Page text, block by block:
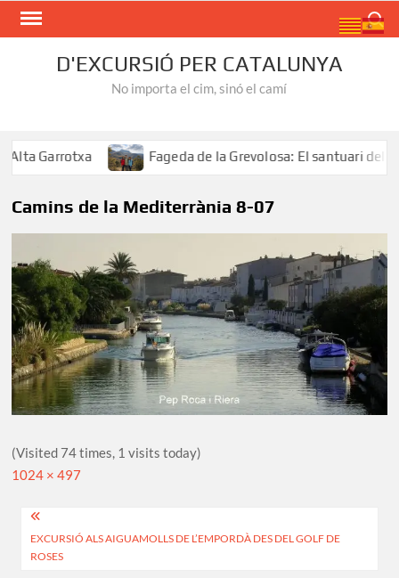
Skip
D'EXCURSIÓ PER CATALUNYA
No importa el cim, sinó el camí
Garrotxa Fageda de la Grevolosa: El santuari dels
Camins de la Mediterrània 8-07
(Visited 74 times, 1 visits today)
Full
1024 × 497
Navegació
d'entrades
EXCURSIÓ ALS AIGUAMOLLS DE L’EMPORDÀ DES DEL GOLF DE
ROSES